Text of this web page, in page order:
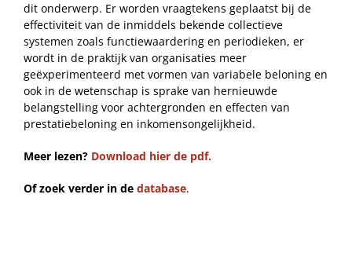
dit onderwerp. Er worden vraagtekens geplaatst bij de
effectiviteit van de inmiddels bekende collectieve
systemen zoals functiewaardering en periodieken, er
wordt in de praktijk van organisaties meer
geëxperimenteerd met vormen van variabele beloning en
ook in de wetenschap is sprake van hernieuwde
belangstelling voor achtergronden en effecten van
prestatiebeloning en inkomensongelijkheid.
Meer lezen? Download hier de pdf.
Of zoek verder in de database.